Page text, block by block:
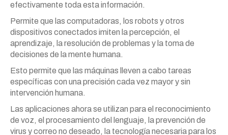
efectivamente toda esta información.
Permite que las computadoras, los robots y otros
dispositivos conectados imiten la percepción, el
aprendizaje, la resolución de problemas y la toma de
decisiones de la mente humana.
Esto permite que las máquinas lleven a cabo tareas
específicas con una precisión cada vez mayor y sin
intervención humana.
Las aplicaciones ahora se utilizan para el reconocimiento
de voz, el procesamiento del lenguaje, la prevención de
virus y correo no deseado, la tecnología necesaria para los